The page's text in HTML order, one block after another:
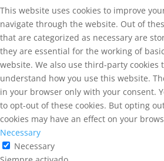
This website uses cookies to improve
navigate through the website. Out of
that are categorized as necessary are
they are essential for the working of
website. We also use third-party cookies
understand how you use this website.
in your browser only with your consent.
to opt-out of these cookies. But opting
cookies may have an effect on your
Necessary
Necessary